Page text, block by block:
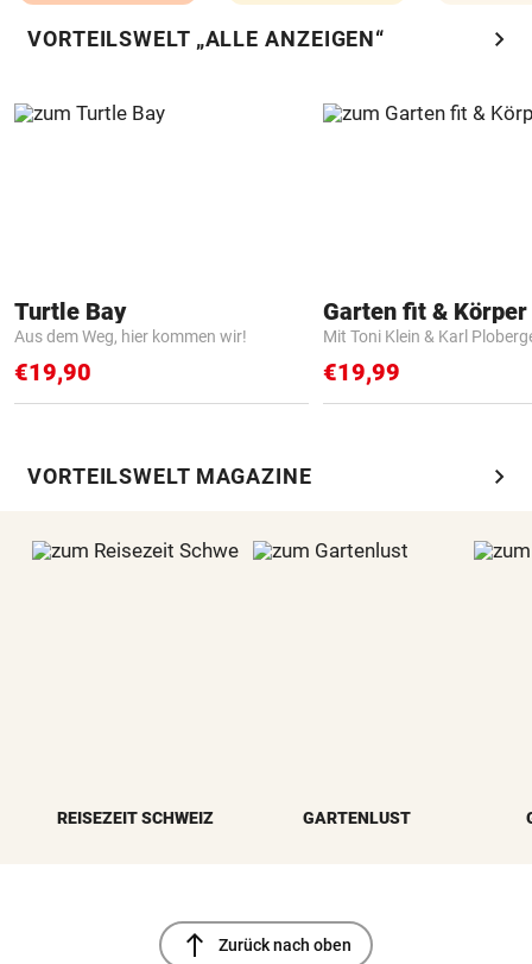
VORTEILSWELT „ALLE ANZEIGEN“ chevron_right
Turtle Bay
Aus dem Weg, hier kommen wir!
€19,90
Garten fit &
Mit Toni Klein & Karl
€19,99
VORTEILSWELT MAGAZINE chevron_right
REISEZEIT SCHWEIZ GARTENLUST
north Zurück nach oben